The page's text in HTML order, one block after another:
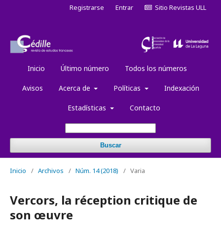
Inicio Último número Todos los números
Avisos Acerca de Políticas Indexación
Estadísticas Contacto
Buscar
Registrarse Entrar Sitio Revistas ULL
Inicio / Archivos / Núm. 14 (2018) / Varia
Vercors, la réception critique de
son œuvre